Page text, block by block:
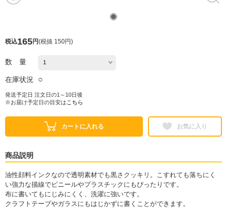
税込165円(税抜 150円)
数 量
在庫状況 ○
発送予定日 注文日の1～10日後
※お届け予定日の目安は こちら
カートに入れる お気に入り
商品説明
油性顔料インクなので透明素材でも黒さクッキリ。こすれても落ちにく
い強力な描線でビニールやプラスチックにもぴったりです。
布に書いてもにじみにくく、洗濯に強いです。
クラフトテープやガラスにもはじかずに書くことができます。